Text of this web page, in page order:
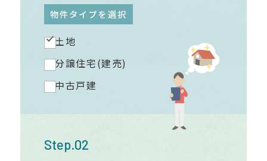
物件タイプを選択
土地
分譲住宅(建売)
中古戸建
Step.02